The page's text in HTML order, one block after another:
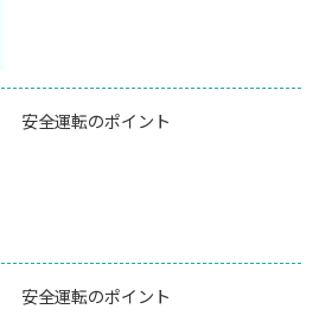
安全運転のポイント
安全運転のポイント